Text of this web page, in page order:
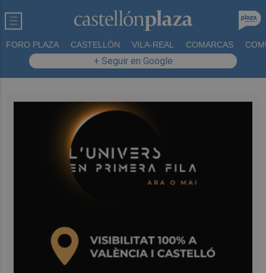
FORO PLAZA CASTELLÓN VILA-REAL COMARCAS
+ Seguir en Google